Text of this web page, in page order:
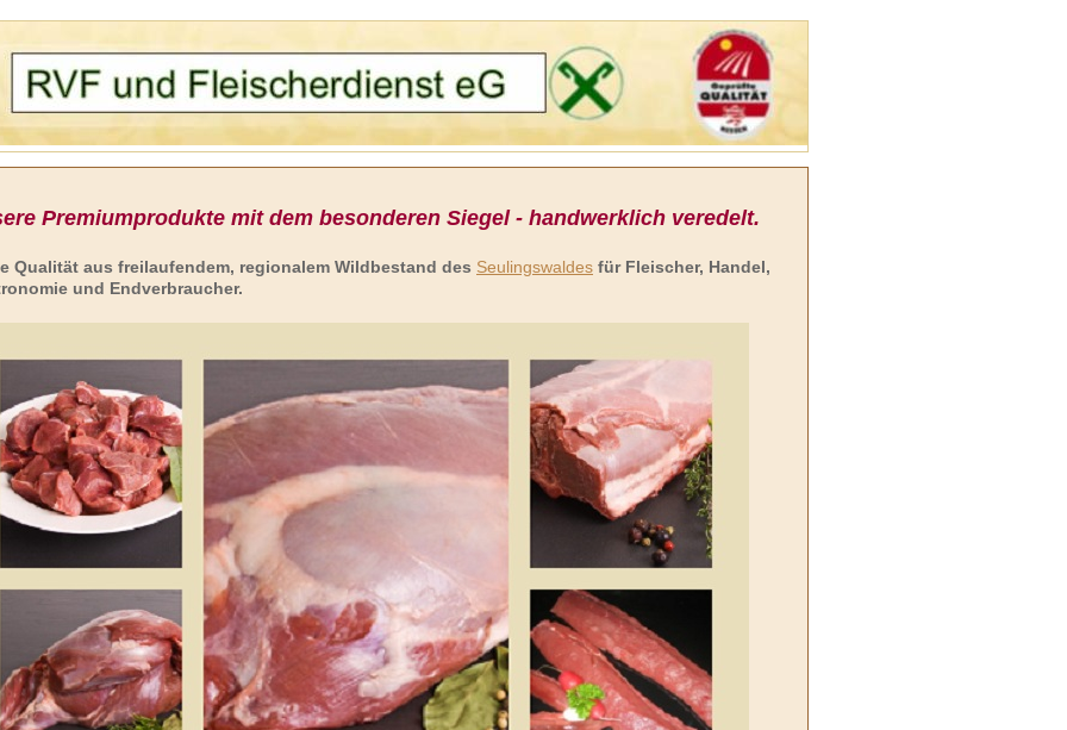
Premiumprodukte mit dem besonderen Siegel - handwerklich veredelt.
Qualität aus freilaufendem, regionalem Wildbestand des Seulingswaldes für Fleischer, Handel,
und Endverbraucher.